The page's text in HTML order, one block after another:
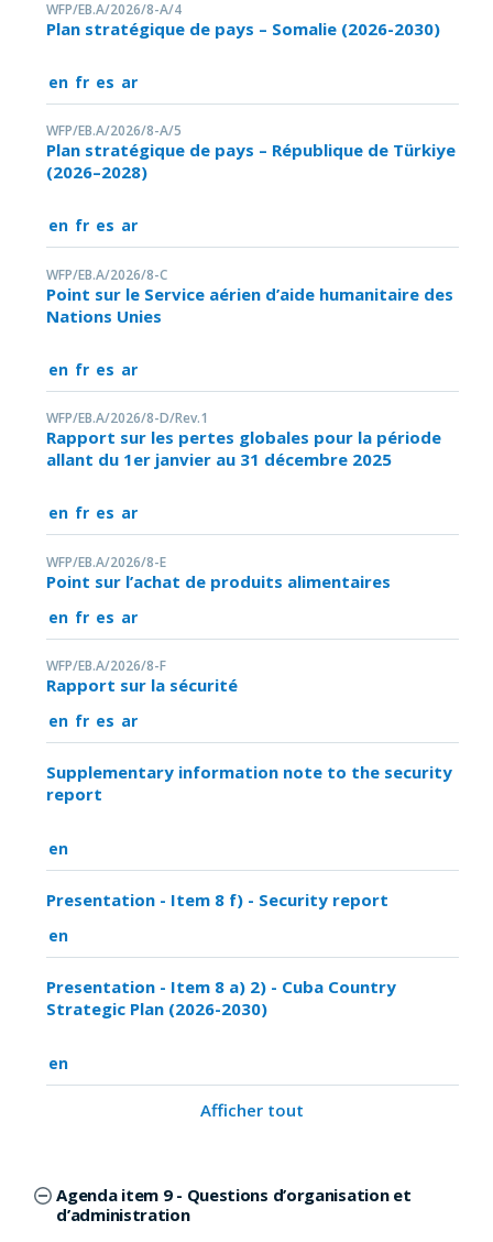
WFP/EB.A/2026/8-A/4
Plan stratégique de pays – Somalie (2026-2030)
en fr es ar
WFP/EB.A/2026/8-A/5
Plan stratégique de pays – République de Türkiye
(2026–2028)
en fr es ar
WFP/EB.A/2026/8-C
Point sur le Service aérien d’aide humanitaire des
Nations Unies
en fr es ar
WFP/EB.A/2026/8-D/Rev.1
Rapport sur les pertes globales pour la période
allant du 1er janvier au 31 décembre 2025
en fr es ar
WFP/EB.A/2026/8-E
Point sur l’achat de produits alimentaires
en fr es ar
WFP/EB.A/2026/8-F
Rapport sur la sécurité
en fr es ar
Supplementary information note to the security
report
en
Presentation - Item 8 f) - Security report
en
Presentation - Item 8 a) 2) - Cuba Country
Strategic Plan (2026-2030)
en
Afficher tout
Agenda item 9 - Questions d’organisation et
d’administration